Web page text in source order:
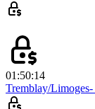
01:50:14
Tremblay/